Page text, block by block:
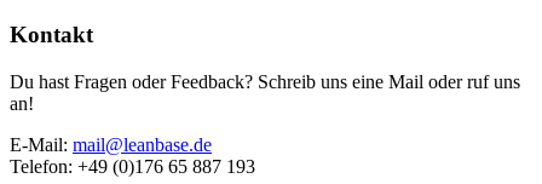
Kontakt
Du hast Fragen oder Feedback? Schreib uns eine Mail oder ruf uns
an!
E-Mail: mail@leanbase.de
Telefon: +49 (0)176 65 887 193